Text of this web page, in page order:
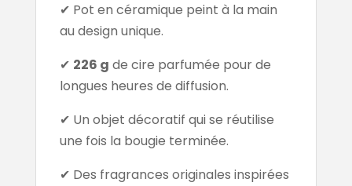
✔ Pot en céramique peint à la main
au design unique.
✔ 226 g de cire parfumée pour de
longues heures de diffusion.
✔ Un objet décoratif qui se réutilise
une fois la bougie terminée.
✔ Des fragrances originales inspirées